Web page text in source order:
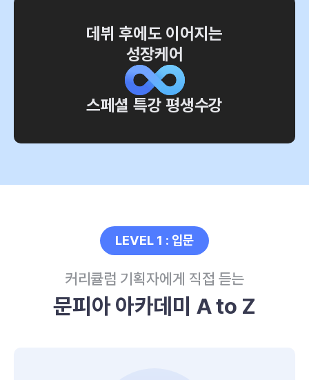
데뷔 후에도 이어지는
성장케어
스페셜 특강 평생수강
LEVEL 1 : 입문
커리큘럼 기획자에게 직접 듣는
문피아 아카데미 A to Z